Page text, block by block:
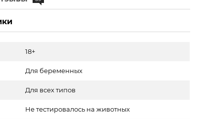
18+
Для беременных
Для всех типов
Не тестировалось на животных